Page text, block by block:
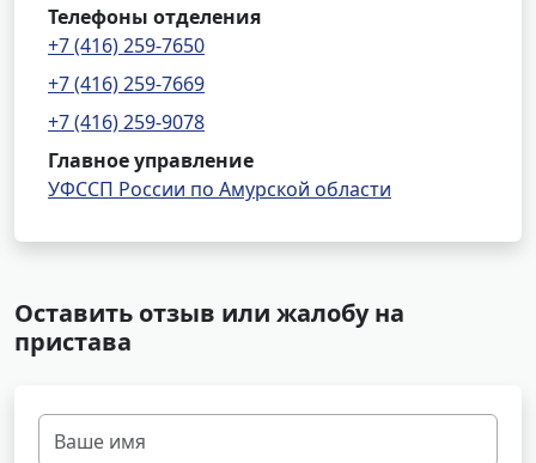
Телефоны отделения
+7 (416) 259-7650
+7 (416) 259-7669
+7 (416) 259-9078
Главное управление
УФССП России по Амурской области
Оставить отзыв или жалобу на
пристава